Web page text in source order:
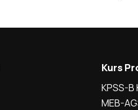
Kurs
KPSS-B
MEB-